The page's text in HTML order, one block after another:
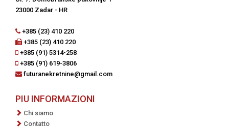
23000 Zadar - HR
+385 (23) 410 220
+385 (23) 410 220
+385 (91) 5314-258
+385 (91) 619-3806
futuranekretnine@gmail.com
PIU INFORMAZIONI
Chi siamo
Contatto